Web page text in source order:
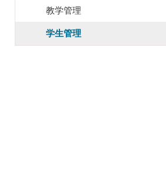
教学管理
学生管理